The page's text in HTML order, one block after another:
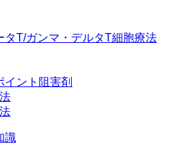
タT/ガンマ・デルタT細胞療法
イント阻害剤